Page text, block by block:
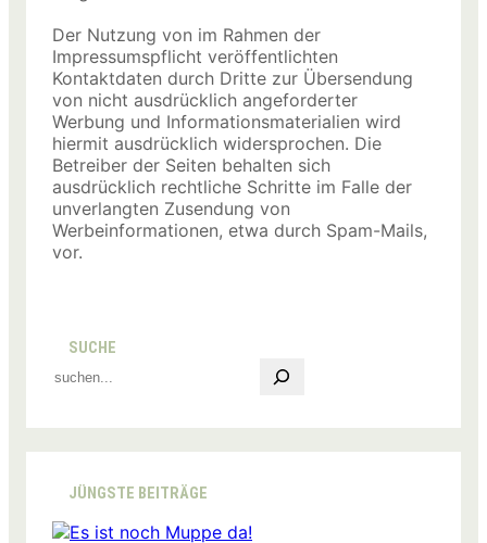
Der Nutzung von im Rahmen der
Impressumspflicht veröffentlichten
Kontaktdaten durch Dritte zur Übersendung
von nicht ausdrücklich angeforderter
Werbung und Informationsmaterialien wird
hiermit ausdrücklich widersprochen. Die
Betreiber der Seiten behalten sich
ausdrücklich rechtliche Schritte im Falle der
unverlangten Zusendung von
Werbeinformationen, etwa durch Spam-Mails,
vor.
SUCHE
r
c
JÜNGSTE BEITRÄGE